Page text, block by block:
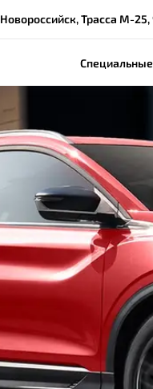
Новороссийск, Трасса М-